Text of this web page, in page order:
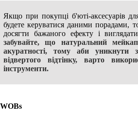
Якщо при покупці б'юті-аксесуарів
будете керуватися даними порадами,
досягти бажаного ефекту і
забувайте, що натуральний
акуратності, тому аби уникнути
відвертого відтінку, варто
інструменти.
WOBs